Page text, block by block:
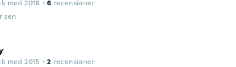
med 2018 · 6 recensioner
sen
med 2015 · 2 recensioner